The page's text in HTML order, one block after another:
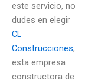
este servicio, no
dudes en elegir
CL
Construcciones,
esta empresa
constructora de